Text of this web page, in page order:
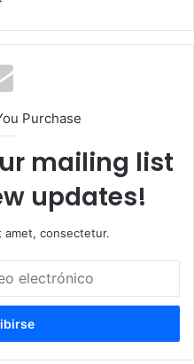
Purchase
mailing list
updates!
amet, consectetur.